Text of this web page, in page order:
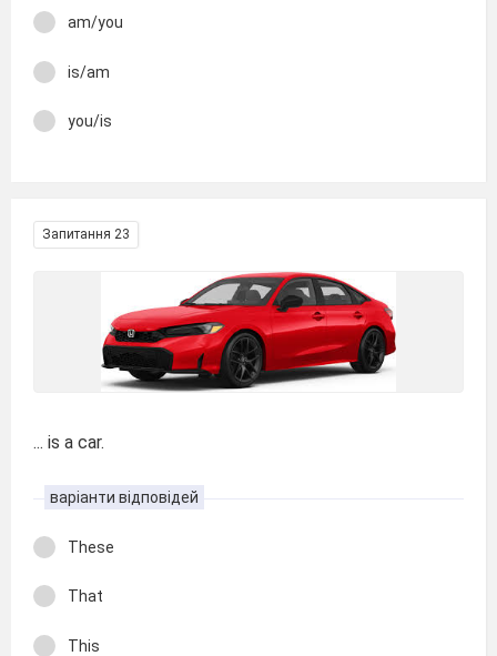
am/you
is/am
you/is
Запитання 23
... is a car.
варіанти відповідей
These
That
This